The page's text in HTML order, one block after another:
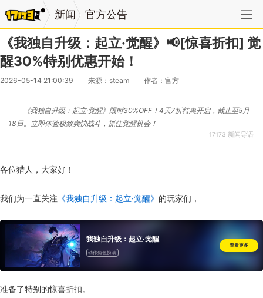
新闻 官方公告
《我独自升级：起立·觉醒》📢[惊喜折扣] 觉
醒30%特别优惠开始！
2026-05-14 21:00:39 来源：steam 作者：官方
17173 新闻导语
《我独自升级：起立·觉醒》限时30%OFF！4天7折特惠开启，截止至5月
18日。立即体验极致爽快战斗，抓住觉醒机会！
各位猎人，大家好！
我们为一直关注 《我独自升级：起立·觉醒》 的玩家们，
我独自升级：起立·觉醒
动作角色扮演
查看更多
准备了特别的惊喜折扣。